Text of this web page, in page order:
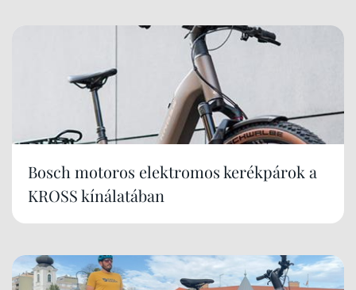
Bosch motoros elektromos kerékpárok a
KROSS kínálatában